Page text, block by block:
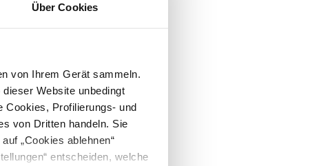
Über Cookies
von Ihrem Gerät sammeln.
Website unbedingt
Cookies, Profilierungs- und
von Dritten handeln. Sie
„Cookies ablehnen“
entscheiden, welche